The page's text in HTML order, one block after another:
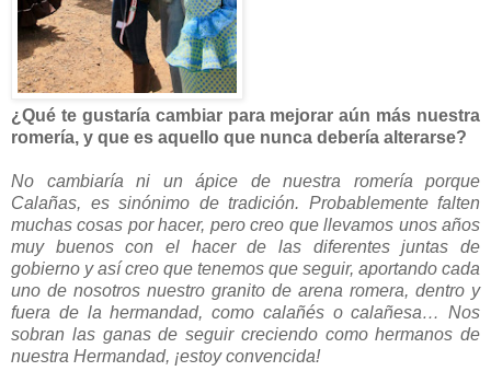
¿Qué te gustaría cambiar para mejorar aún más nuestra
romería, y que es aquello que nunca debería alterarse?
No cambiaría ni un ápice de nuestra romería porque
Calañas, es sinónimo de tradición. Probablemente falten
muchas cosas por hacer, pero creo que llevamos unos años
muy buenos con el hacer de las diferentes juntas de
gobierno y así creo que tenemos que seguir, aportando cada
uno de nosotros nuestro granito de arena romera, dentro y
fuera de la hermandad, como calañés o calañesa… Nos
sobran las ganas de seguir creciendo como hermanos de
nuestra Hermandad, ¡estoy convencida!